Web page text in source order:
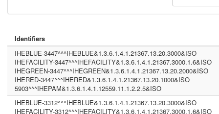
Identifiers
IHEBLUE-3447^^^IHEBLUE&1.3.6.1.4.1.21367.13.20.3000&ISO
IHEFACILITY-3447^^^IHEFACILITY&1.3.6.1.4.1.21367.3000.1.6&ISO
IHEGREEN-3447^^^IHEGREEN&1.3.6.1.4.1.21367.13.20.2000&ISO
IHERED-3447^^^IHERED&1.3.6.1.4.1.21367.13.20.1000&ISO
5903^^^IHEPAM&1.3.6.1.4.1.12559.11.1.2.2.5&ISO
IHEBLUE-3312^^^IHEBLUE&1.3.6.1.4.1.21367.13.20.3000&ISO
IHEFACILITY-3312^^^IHEFACILITY&1.3.6.1.4.1.21367.3000.1.6&ISO